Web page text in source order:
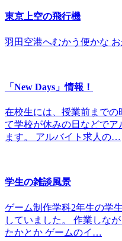
東京上空の飛行機
羽田空港へむかう便かな
「New Days」情報！
在校生には、授業前まで
て学校が休みの日などで
ます。 アルバイト求人の…
学生の雑談風景
ゲーム制作学科2年生の学
していました。 作業しな
たかとか ゲームのイ…